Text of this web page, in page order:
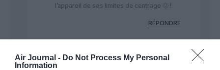
Air Journal - Do Not Process My Personal
Information
l’appareil de ses limites de centrage 🙂 !
RÉPONDRE
Greg765a
24 décembre